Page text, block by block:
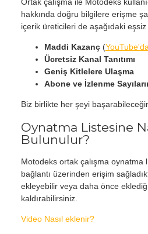
Ortak çalışma ile Motodeks
hakkında doğru bilgilere erişme
içerik üreticileri de aşağıdaki
Maddi Kazanç(
Ücretsiz Kanal Tanıtımı
Geniş Kitlelere Ulaşma
Abone ve İzlenme
Biz birlikte her şeyi
Oynatma Listesine
Bulunulur?
Motodeks ortak çalışma oynatma
bağlantı üzerinden erişim
ekleyebilir veya daha önce
kaldırabilirsiniz.
Video Nasıl eklenir?